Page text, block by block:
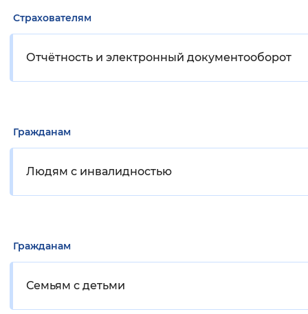
Страхователям
Отчётность и электронный документооборот
Гражданам
Людям с инвалидностью
Гражданам
Семьям с детьми